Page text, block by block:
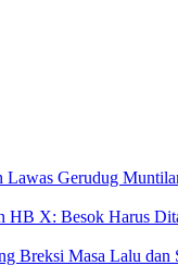
Lawas Gerudug
HB X: Besok Harus
Breksi Masa Lalu dan